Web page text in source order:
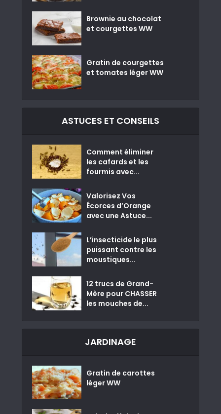
Brownie au chocolat
et courgettes WW
Gratin de courgettes
et tomates léger WW
ASTUCES ET CONSEILS
Comment éliminer
les cafards et les
fourmis avec...
Valorisez Vos
Écorces d’Orange
avec une Astuce...
L’insecticide le plus
puissant contre les
moustiques...
12 trucs de Grand-
Mère pour CHASSER
les mouches de...
JARDINAGE
Gratin de carottes
léger WW